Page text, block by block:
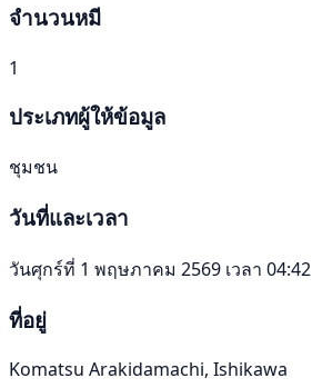
จำนวนหมี
1
ประเภทผู้ให้ข้อมูล
ชุมชน
วันที่และเวลา
วันศุกร์ที่ 1 พฤษภาคม 2569 เวลา 04:42
ที่อยู่
Komatsu Arakidamachi, Ishikawa